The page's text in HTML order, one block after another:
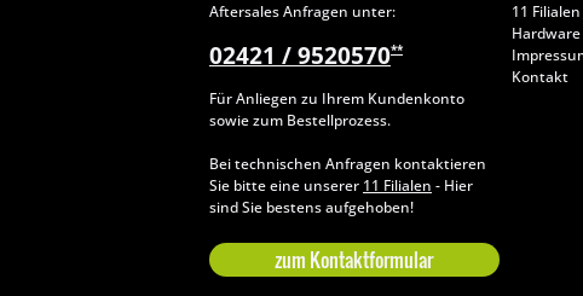
Aftersales Anfragen unter:
02421 / 9520570**
Für Anliegen zu Ihrem Kundenkonto
sowie zum Bestellprozess.
Bei technischen Anfragen kontaktieren
Sie bitte eine unserer 11 Filialen - Hier
sind Sie bestens aufgehoben!
zum Kontaktformular
11
Kontakt